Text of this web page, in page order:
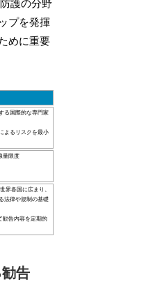
護の分野
プを発揮
めに重要
る国際的な専門家
よるリスクを最小
量限度
界各国に広まり、
法律や規制の基礎
勧告内容を定期的
告